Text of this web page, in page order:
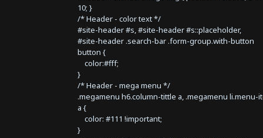
10; }
/* Header - color text */
#site-header #s, #site-header #s::placeholder,
#site-header .search-bar .form-group.with-button
button {
color:#fff;
}
/* Header - mega menu */
.megamenu h6.column-tittle a, .megamenu li.menu-
a {
color: #111 !important;
}